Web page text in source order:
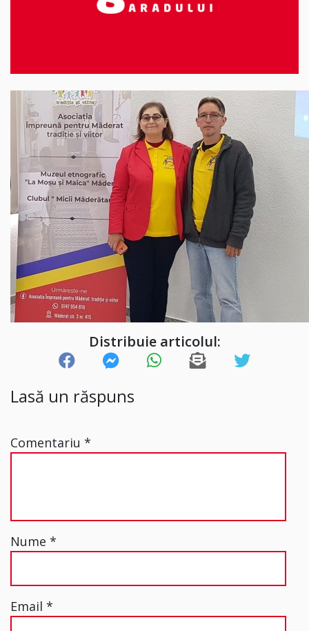
Distribuie articolul:
Lasă un răspuns
Comentariu *
Nume *
Email *